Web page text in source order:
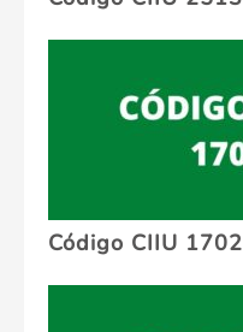
Código CIIU 1702